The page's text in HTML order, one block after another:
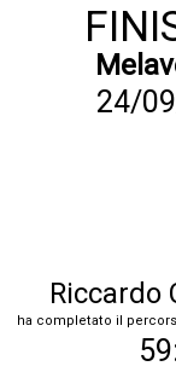
Riccardo
ha completato il
24/